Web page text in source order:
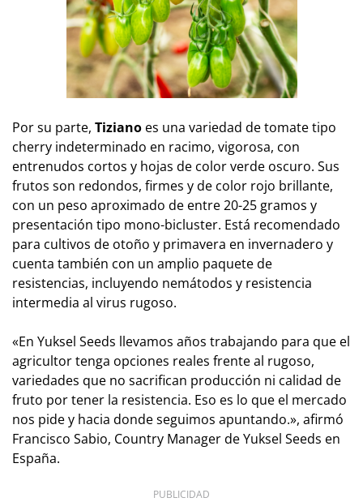
Por su parte, Tiziano es una variedad de tomate tipo
cherry indeterminado en racimo, vigorosa, con
entrenudos cortos y hojas de color verde oscuro. Sus
frutos son redondos, firmes y de color rojo brillante,
con un peso aproximado de entre 20-25 gramos y
presentación tipo mono-bicluster. Está recomendado
para cultivos de otoño y primavera en invernadero y
cuenta también con un amplio paquete de
resistencias, incluyendo nemátodos y resistencia
intermedia al virus rugoso.
«En Yuksel Seeds llevamos años trabajando para que el
agricultor tenga opciones reales frente al rugoso,
variedades que no sacrifican producción ni calidad de
fruto por tener la resistencia. Eso es lo que el mercado
nos pide y hacia donde seguimos apuntando.», afirmó
Francisco Sabio, Country Manager de Yuksel Seeds en
España.
PUBLICIDAD